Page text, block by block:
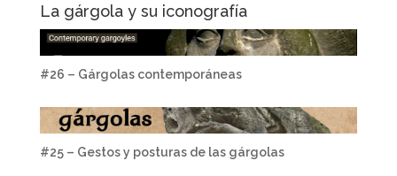
La gárgola y su iconografía
#26 – Gárgolas contemporáneas
#25 – Gestos y posturas de las gárgolas